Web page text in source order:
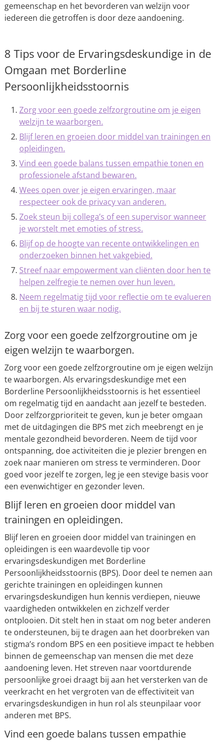
gemeenschap en het bevorderen van welzijn voor
iedereen die getroffen is door deze aandoening.
8 Tips voor de Ervaringsdeskundige in de
Omgaan met Borderline
Persoonlijkheidsstoornis
Zorg voor een goede zelfzorgroutine om je eigen
welzijn te waarborgen.
Blijf leren en groeien door middel van trainingen en
opleidingen.
Vind een goede balans tussen empathie tonen en
professionele afstand bewaren.
Wees open over je eigen ervaringen, maar
respecteer ook de privacy van anderen.
Zoek steun bij collega’s of een supervisor wanneer
je worstelt met emoties of stress.
Blijf op de hoogte van recente ontwikkelingen en
onderzoeken binnen het vakgebied.
Streef naar empowerment van cliënten door hen te
helpen zelfregie te nemen over hun leven.
Neem regelmatig tijd voor reflectie om te evalueren
en bij te sturen waar nodig.
Zorg voor een goede zelfzorgroutine om je
eigen welzijn te waarborgen.
Zorg voor een goede zelfzorgroutine om je eigen welzijn
te waarborgen. Als ervaringsdeskundige met een
Borderline Persoonlijkheidsstoornis is het essentieel
om regelmatig tijd en aandacht aan jezelf te besteden.
Door zelfzorgprioriteit te geven, kun je beter omgaan
met de uitdagingen die BPS met zich meebrengt en je
mentale gezondheid bevorderen. Neem de tijd voor
ontspanning, doe activiteiten die je plezier brengen en
zoek naar manieren om stress te verminderen. Door
goed voor jezelf te zorgen, leg je een stevige basis voor
een evenwichtiger en gezonder leven.
Blijf leren en groeien door middel van
trainingen en opleidingen.
Blijf leren en groeien door middel van trainingen en
opleidingen is een waardevolle tip voor
ervaringsdeskundigen met Borderline
Persoonlijkheidsstoornis (BPS). Door deel te nemen aan
gerichte trainingen en opleidingen kunnen
ervaringsdeskundigen hun kennis verdiepen, nieuwe
vaardigheden ontwikkelen en zichzelf verder
ontplooien. Dit stelt hen in staat om nog beter anderen
te ondersteunen, bij te dragen aan het doorbreken van
stigma’s rondom BPS en een positieve impact te hebben
binnen de gemeenschap van mensen die met deze
aandoening leven. Het streven naar voortdurende
persoonlijke groei draagt bij aan het versterken van de
veerkracht en het vergroten van de effectiviteit van
ervaringsdeskundigen in hun rol als steunpilaar voor
anderen met BPS.
Vind een goede balans tussen empathie